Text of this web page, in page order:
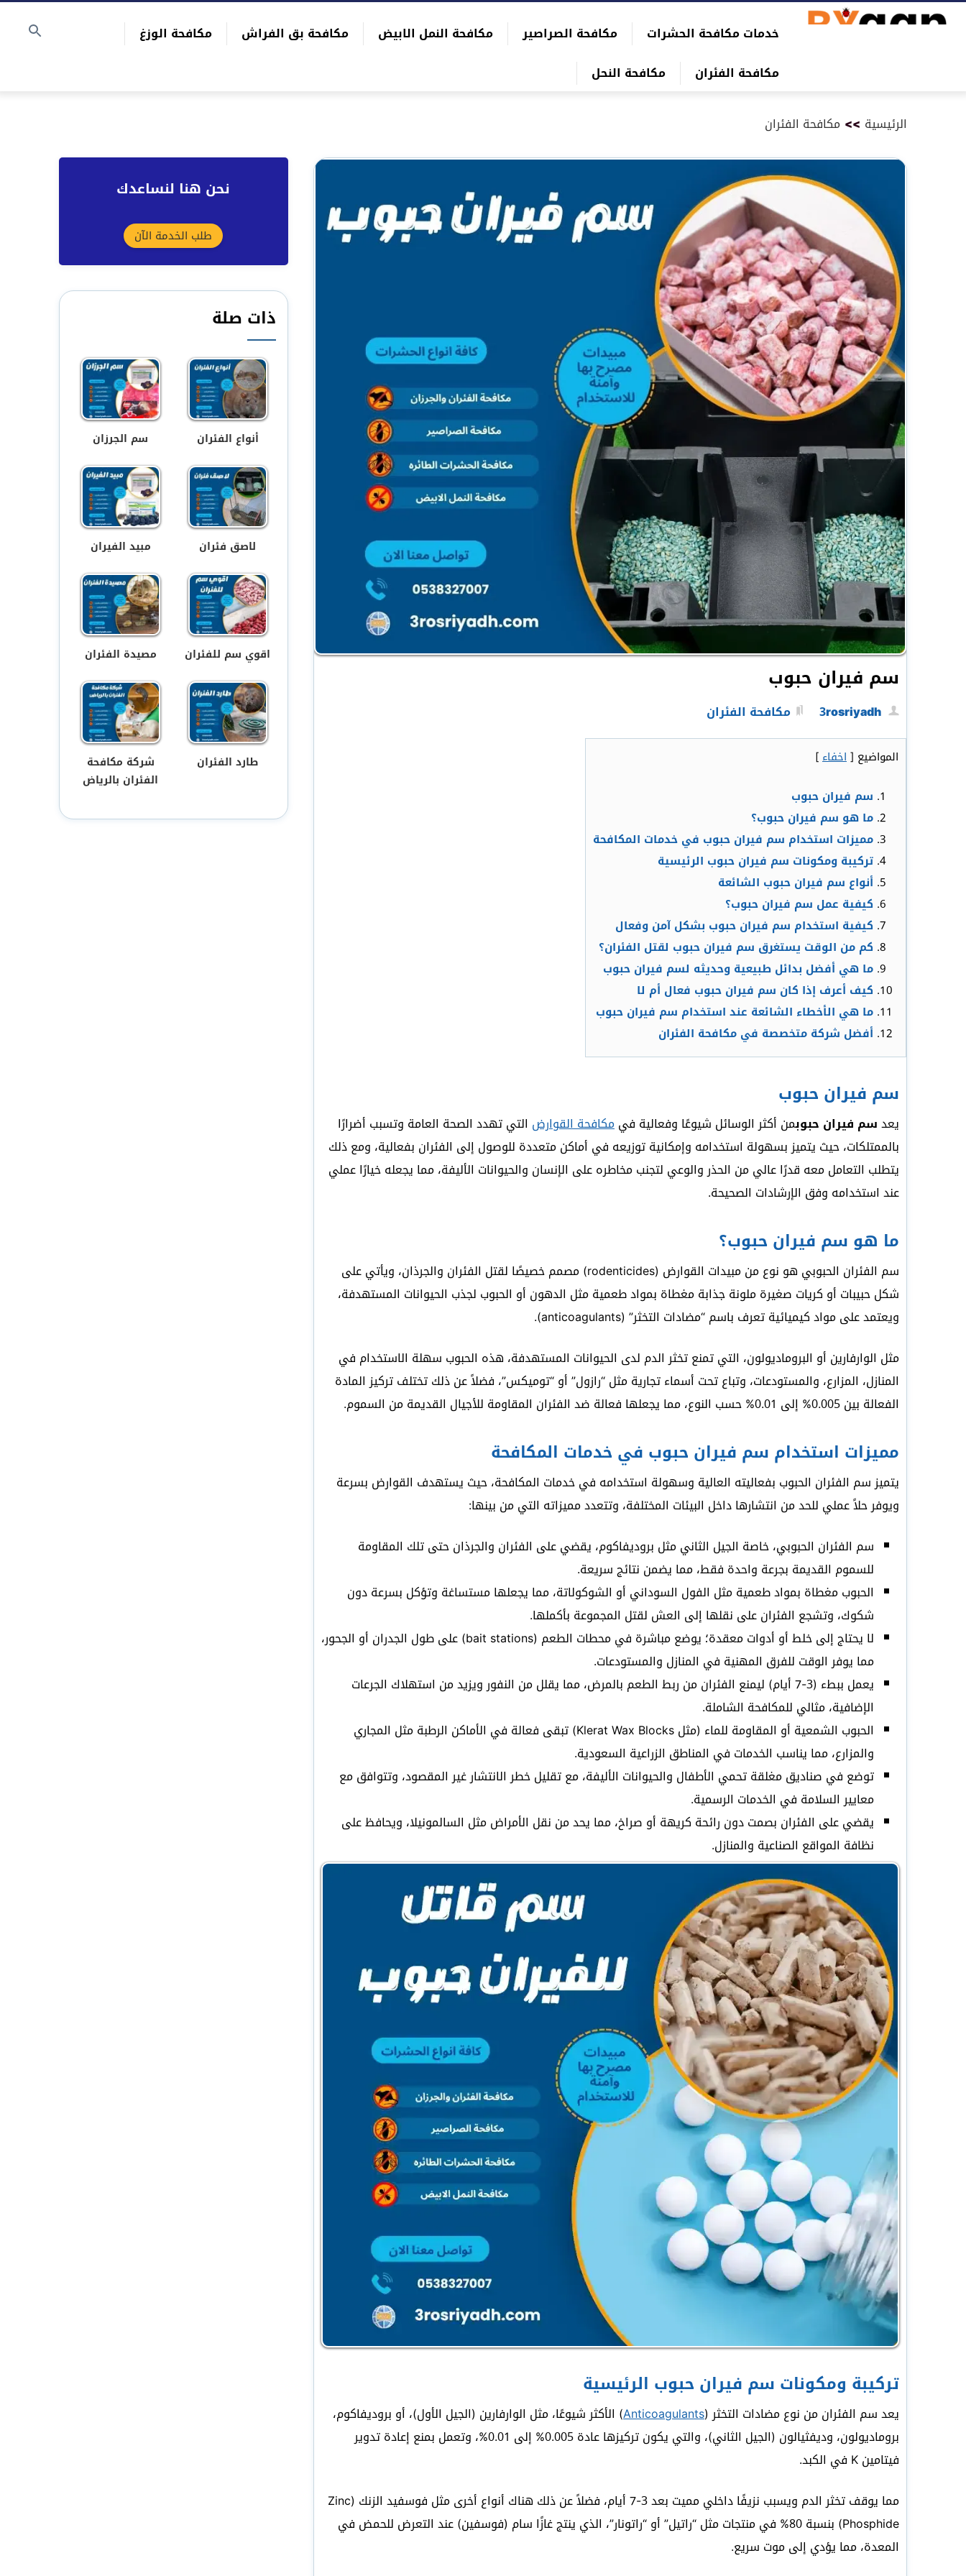
التجاوز
خدمات مكافحة الحشرات مكافحة الصراصير مكافحة النمل الابيض مكافحة بق الفراش
مكافحة الوزغ
مكافحة الفئران
مكافحة النحل
الرئيسية >> مكافحة الفئران
سم فيران حبوب
3rosriyadh مكافحة الفئران
المواضيع [اخفاء]
سم فيران حبوب
ما هو سم فيران حبوب؟
مميزات استخدام سم فيران حبوب في خدمات المكافحة
تركيبة ومكونات سم فيران حبوب الرئيسية
أنواع سم فيران حبوب الشائعة
كيفية عمل سم فيران حبوب؟
كيفية استخدام سم فيران حبوب بشكل آمن وفعال
كم من الوقت يستغرق سم فيران حبوب لقتل الفئران؟
ما هي أفضل بدائل طبيعية وحديثه لسم فيران حبوب
كيف أعرف إذا كان سم فيران حبوب فعال أم لا
ما هي الأخطاء الشائعة عند استخدام سم فيران حبوب
أفضل شركة متخصصة في مكافحة الفئران
سم فيران حبوب
يعدسم فيران حبوبمن أكثر الوسائل شيوعًا وفعالية فيمكافحة القوارض التي تهدد الصحة العامة وتسبب أضرارًا
بالممتلكات، حيث يتميز بسهولة استخدامه وإمكانية توزيعه في أماكن متعددة للوصول إلى الفئران بفعالية، ومع ذلك
يتطلب التعامل معه قدرًا عالي من الحذر والوعي لتجنب مخاطره على الإنسان والحيوانات الأليفة، مما يجعله خيارًا عملي
عند استخدامه وفق الإرشادات الصحيحة.
ما هو سم فيران حبوب؟
سم الفئران الحبوبي هو نوع من مبيدات القوارض (rodenticides) مصمم خصيصًا لقتل الفئران والجرذان، ويأتي على
شكل حبيبات أو كريات صغيرة ملونة جذابة مغطاة بمواد طعمية مثل الدهون أو الحبوب لجذب الحيوانات المستهدفة،
ويعتمد على مواد كيميائية تعرف باسم “مضادات التخثر” (anticoagulants).
مثل الوارفارين أو البروماديولون، التي تمنع تخثر الدم لدى الحيوانات المستهدفة، هذه الحبوب سهلة الاستخدام في
المنازل، المزارع، والمستودعات، وتباع تحت أسماء تجارية مثل “رازول” أو “توميكس”، فضلاً عن ذلك تختلف تركيز المادة
الفعالة بين 0.005% إلى 0.01% حسب النوع، مما يجعلها فعالة ضد الفئران المقاومة للأجيال القديمة من السموم.
مميزات استخدام سم فيران حبوب في خدمات المكافحة
يتميز سم الفئران الحبوب بفعاليته العالية وسهولة استخدامه في خدمات المكافحة، حيث يستهدف القوارض بسرعة
ويوفر حلاً عملي للحد من انتشارها داخل البيئات المختلفة، وتتعدد مميزاته التي من بينها:
سم الفئران الحبوبي، خاصة الجيل الثاني مثل بروديفاكوم، يقضي على الفئران والجرذان حتى تلك المقاومة
للسموم القديمة بجرعة واحدة فقط، مما يضمن نتائج سريعة.
الحبوب مغطاة بمواد طعمية مثل الفول السوداني أو الشوكولاتة، مما يجعلها مستساغة وتؤكل بسرعة دون
شكوك، وتشجع الفئران على نقلها إلى العش لقتل المجموعة بأكملها.
لا يحتاج إلى خلط أو أدوات معقدة؛ يوضع مباشرة في محطات الطعم (bait stations) على طول الجدران أو الجحور،
مما يوفر الوقت للفرق المهنية في المنازل والمستودعات.
يعمل ببطء (3-7 أيام) ليمنع الفئران من ربط الطعم بالمرض، مما يقلل من النفور ويزيد من استهلاك الجرعات
الإضافية، مثالي للمكافحة الشاملة.
الحبوب الشمعية أو المقاومة للماء (مثل Klerat Wax Blocks) تبقى فعالة في الأماكن الرطبة مثل المجاري
والمزارع، مما يناسب الخدمات في المناطق الزراعية السعودية.
توضع في صناديق مغلقة تحمي الأطفال والحيوانات الأليفة، مع تقليل خطر الانتشار غير المقصود، وتتوافق مع
معايير السلامة في الخدمات الرسمية.
يقضي على الفئران بصمت دون رائحة كريهة أو صراخ، مما يحد من نقل الأمراض مثل السالمونيلا، ويحافظ على
نظافة المواقع الصناعية والمنازل.
تركيبة ومكونات سم فيران حبوب الرئيسية
يعد سم الفئران من نوع مضادات التخثر (Anticoagulants) الأكثر شيوعًا، مثل الوارفارين (الجيل الأول)، أو بروديفاكوم،
بروماديولون، وديفثيالون (الجيل الثاني)، والتي يكون تركيزها عادة 0.005% إلى 0.01%، وتعمل بمنع إعادة تدوير
فيتامين K في الكبد.
مما يوقف تخثر الدم ويسبب نزيفًا داخلي مميت بعد 3-7 أيام، فضلاً عن ذلك هناك أنواع أخرى مثل فوسفيد الزنك (Zinc
Phosphide) بنسبة 80% في منتجات مثل “راتيل” أو “راتونار”، الذي ينتج غازًا سام (فوسفين) عند التعرض للحمض في
المعدة، مما يؤدي إلى موت سريع.
نحن هنا لنساعدك
طلب الخدمة الآن
ذات صلة
أنواع الفئران سم الجرزان
لاصق فئران مبيد الفيران
اقوي سم للفئران مصيدة الفئران
طارد الفئران
شركة مكافحة
الفئران بالرياض